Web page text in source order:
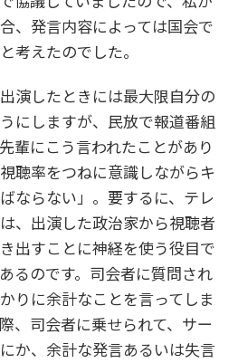
、発言内容によっては国会で
考えたのでした。
演したときには最大限自分の
にしますが、民放で報道番組
輩にこう言われたことがあり
聴率をつねに意識しながらキ
ならない」。要するに、テレ
、出演した政治家から視聴者
出すことに神経を使う役目で
るのです。司会者に質問され
りに余計なことを言ってしま
、司会者に乗せられて、サー
か、余計な発言あるいは失言